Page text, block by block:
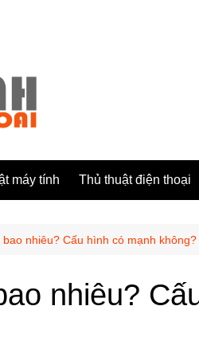
máy tính Thủ thuật điện thoại
bao nhiêu? Cấu hình có mạnh không?
nhiêu?